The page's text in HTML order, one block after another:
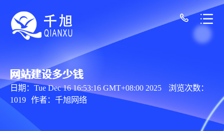
网站建设多少钱
日期：Tue Dec 16 16:53:16 GMT+08:00 2025
浏览次数：
1019 作者：千旭网络